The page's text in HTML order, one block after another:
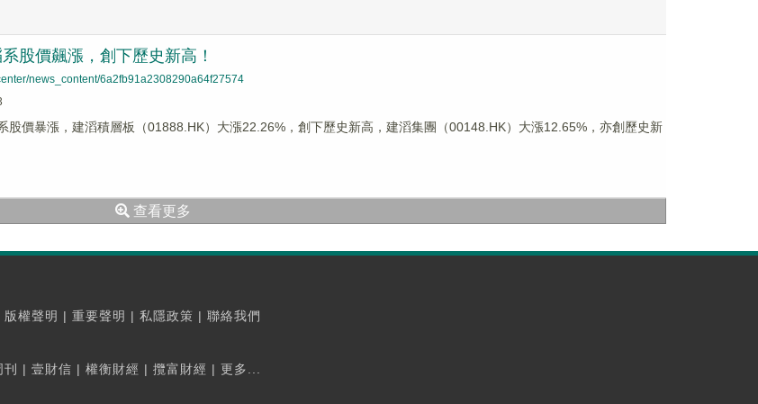
股價飆漲，創下歷史新高！
news_content/6a2fb91a2308290a64f27574
股價暴漲，建滔積層板（01888.HK）大漲22.26%，創下歷史新高，建滔集團（00148.HK）大漲12.65%，亦創歷史新
查看更多
版權聲明 | 重要聲明 | 私隱政策 | 聯絡我們
| 壹財信 | 權衡財經 | 攬富財經 | 更多...